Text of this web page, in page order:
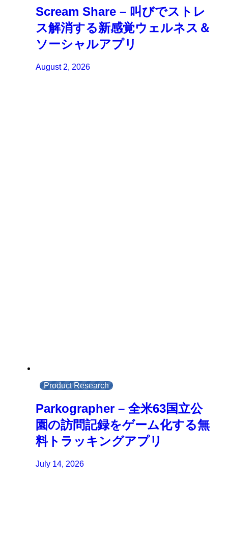
Scream Share – 叫びでストレ
ス解消する新感覚ウェルネス＆
ソーシャルアプリ
August 2, 2026
Product Research
Parkographer – 全米63国立公
園の訪問記録をゲーム化する無
料トラッキングアプリ
July 14, 2026